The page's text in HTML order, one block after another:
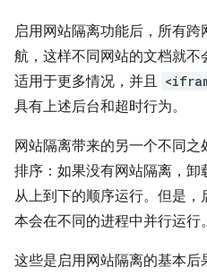
启用网站隔离功能后，所有
航，这样不同网站的文档就
适用于更多情况，并且
具有上述后台和超时行为。
网站隔离带来的另一个不同
排序：如果没有网站隔离，
从上到下的顺序运行。但是
本会在不同的进程中并行运行。
这些是启用网站隔离的基本后